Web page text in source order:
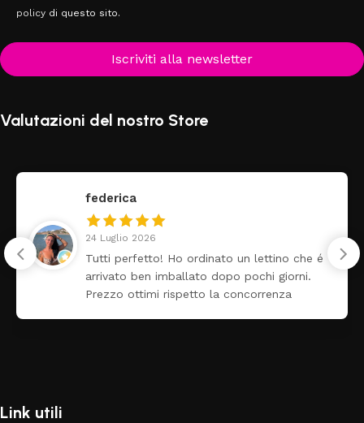
policy di questo sito.
Iscriviti alla newsletter
Valutazioni del nostro Store
federica
24 Luglio 2026
Tutti perfetto! Ho ordinato un lettino che é
arrivato ben imballato dopo pochi giorni.
Prezzo ottimi rispetto la concorrenza
Link utili